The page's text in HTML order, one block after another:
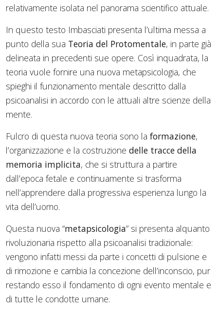
relativamente isolata nel panorama scientifico attuale.
In questo testo Imbasciati presenta l’ultima messa a
punto della sua Teoria del Protomentale, in parte già
delineata in precedenti sue opere. Così inquadrata, la
teoria vuole fornire una nuova metapsicologia, che
spieghi il funzionamento mentale descritto dalla
psicoanalisi in accordo con le attuali altre scienze della
mente.
Fulcro di questa nuova teoria sono la formazione,
l’organizzazione e la costruzione delle tracce della
memoria implicita, che si struttura a partire
dall’epoca fetale e continuamente si trasforma
nell’apprendere dalla progressiva esperienza lungo la
vita dell’uomo.
Questa nuova “metapsicologia” si presenta alquanto
rivoluzionaria rispetto alla psicoanalisi tradizionale:
vengono infatti messi da parte i concetti di pulsione e
di rimozione e cambia la concezione dell’inconscio, pur
restando esso il fondamento di ogni evento mentale e
di tutte le condotte umane.